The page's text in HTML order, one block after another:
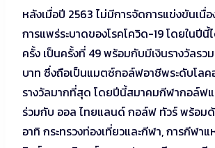
หลังเมื่อปี 2563 ไม่มีการจัดการแข่งขันเนื่
การแพร่ระบาดของโรคโควิด-19 โดยในปี
ครั้ง เป็นครั้งที่ 49 พร้อมกับมีเงินรางวัลรว
บาท ซึ่งถือเป็นแมตซ์กอล์ฟอาชีพระดับโลค
รางวัลมากที่สุด โดยปีนี้สมาคมกีฬากอล์ฟแ
ร่วมกับ ออล ไทยแลนด์ กอล์ฟ ทัวร์ พร้อม
อาทิ กระทรวงท่องเที่ยวและกีฬา, การกีฬาแ